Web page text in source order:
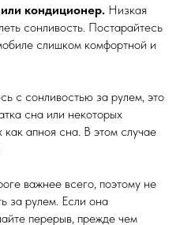
кондиционер. Низкая
сонливость. Постарайтесь
слишком комфортной и
с сонливостью за рулем, это
сна или некоторых
апноя сна. В этом случае
важнее всего, поэтому не
за рулем. Если она
перерыв, прежде чем